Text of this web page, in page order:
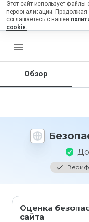
menu
Обзор
Оценка
сайта
на
Как бы
этот
1 до 5?
Этот сайт использует файлы
персонализации. Продолжая
соглашаетесь с нашей
cookie.